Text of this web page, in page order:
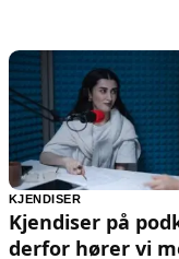
KJENDISER
Kjendiser på
derfor hører vi